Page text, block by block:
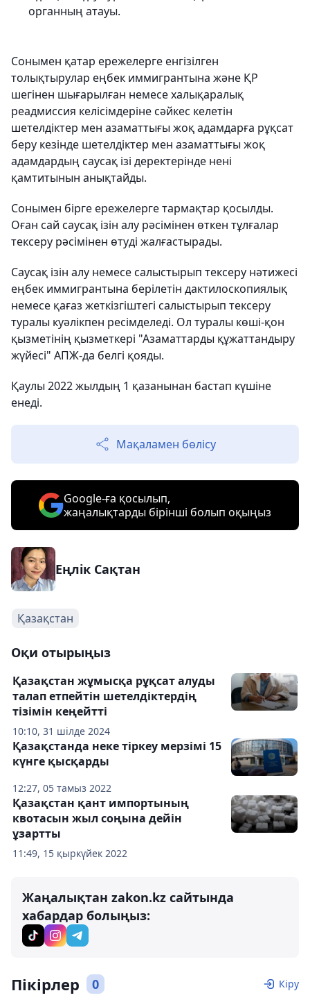
органның атауы.
Сонымен қатар ережелерге енгізілген
толықтырулар еңбек иммигрантына және ҚР
шегінен шығарылған немесе халықаралық
реадмиссия келісімдеріне сәйкес келетін
шетелдіктер мен азаматтығы жоқ адамдарға рұқсат
беру кезінде шетелдіктер мен азаматтығы жоқ
адамдардың саусақ ізі деректерінде нені
қамтитынын анықтайды.
Сонымен бірге ережелерге тармақтар қосылды.
Оған сай саусақ ізін алу рәсімінен өткен тұлғалар
тексеру рәсімінен өтуді жалғастырады.
Саусақ ізін алу немесе салыстырып тексеру нәтижесі
еңбек иммигрантына берілетін дактилоскопиялық
немесе қағаз жеткізгіштегі салыстырып тексеру
туралы куәлікпен ресімделеді. Ол туралы көші-қон
қызметінің қызметкері "Азаматтарды құжаттандыру
жүйесі" АПЖ-да белгі қояды.
Қаулы 2022 жылдың 1 қазанынан бастап күшіне
енеді.
Мақаламен бөлісу
Google-ға қосылып,
жаңалықтарды бірінші болып оқыңыз
Еңлік Сақтан
Қазақстан
Оқи отырыңыз
10:10, 31 шілде 2024
Қазақстан жұмысқа рұқсат алуды
талап етпейтін шетелдіктердің
тізімін кеңейтті
12:27, 05 тамыз 2022
Қазақстанда неке тіркеу мерзімі 15
күнге қысқарды
11:49, 15 қыркүйек 2022
Қазақстан қант импортының
квотасын жыл соңына дейін
ұзартты
Жаңалықтан zakon.kz сайтында
хабардар болыңыз:
Пікірлер 0 Кіру